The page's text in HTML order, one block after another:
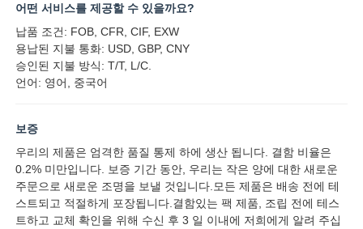
어떤 서비스를 제공할 수 있을까요?
납품 조건: FOB, CFR, CIF, EXW
용납된 지불 통화: USD, GBP, CNY
승인된 지불 방식: T/T, L/C.
언어: 영어, 중국어
보증
우리의 제품은 엄격한 품질 통제 하에 생산 됩니다. 결함 비율은
0.2% 미만입니다. 보증 기간 동안, 우리는 작은 양에 대한 새로운
주문으로 새로운 조명을 보낼 것입니다.모든 제품은 배송 전에 테
스트되고 적절하게 포장됩니다.결함있는 팩 제품, 조립 전에 테스
트하고 교체 확인을 위해 수신 후 3 일 이내에 저희에게 알려 주십